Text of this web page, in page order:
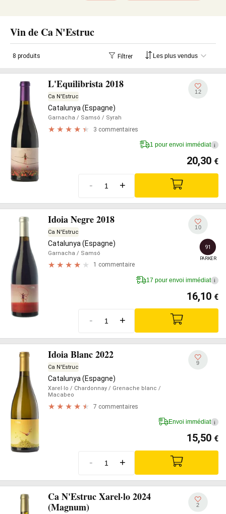
Vin de Ca N'Estruc
8 produits Filtrer
L'Equilibrista 2018
Ca N'Estruc
Catalunya (Espagne)
Garnacha / Samsó / Syrah
3 commentaires
12
1 pour envoi immédiat i
20,30 €
- +
Idoia Negre 2018
Ca N'Estruc
Catalunya (Espagne)
Garnacha / Samsó
1 commentaire
10
91
PARKER
17 pour envoi immédiat i
16,10 €
- +
Idoia Blanc 2022
Ca N'Estruc
Catalunya (Espagne)
Xarel·lo / Chardonnay / Grenache blanc /
Macabeo
7 commentaires
9
Envoi immédiat i
15,50 €
- +
Ca N'Estruc Xarel·lo 2024
(Magnum)
2